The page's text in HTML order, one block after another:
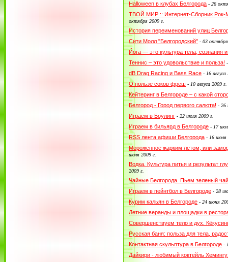
Halloween в клубах Белгорода - 26
ТВОЙ МИР :: Интернет-Сборник Рок-
октября 2009 г.
История переименований улиц
Сити Молл "Белгородский" - 03
Йога — это культура тела, сознания
Теннис – это удовольствие и польза!
dB Drag Racing и Bass Race - 16
О пользе соков фреш - 10 авгуса 2009 г.
Кейтеринг в Белгороде – с какой
Белгород - Город первого салюта! - 26
Играем в Боулинг - 22 июля 2009 г.
Играем в бильярд в Белгороде - 17
RSS лента афиши Белгорода - 16 июля
Мороженное жарким летом, или
июля 2009 г.
Водка. Культура питья и результат
2009 г.
Чайные Белгорода. Пьем зеленый чай
Играем в пейнтбол в Белгороде - 28
Курим кальян в Белгороде - 24 июня
Летние веранды и площадки в
Совершенствуем тело и дух.
Русская баня: польза для тела,
Контактная скульптура в Белгороде -
Дайкири - любимый коктейль